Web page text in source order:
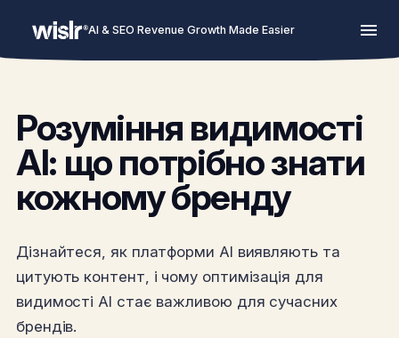
AI & SEO Revenue Growth Made Easier
Розуміння видимості
AI: що потрібно знати
кожному бренду
Дізнайтеся, як платформи AI виявляють та
цитують контент, і чому оптимізація для
видимості AI стає важливою для сучасних
брендів.